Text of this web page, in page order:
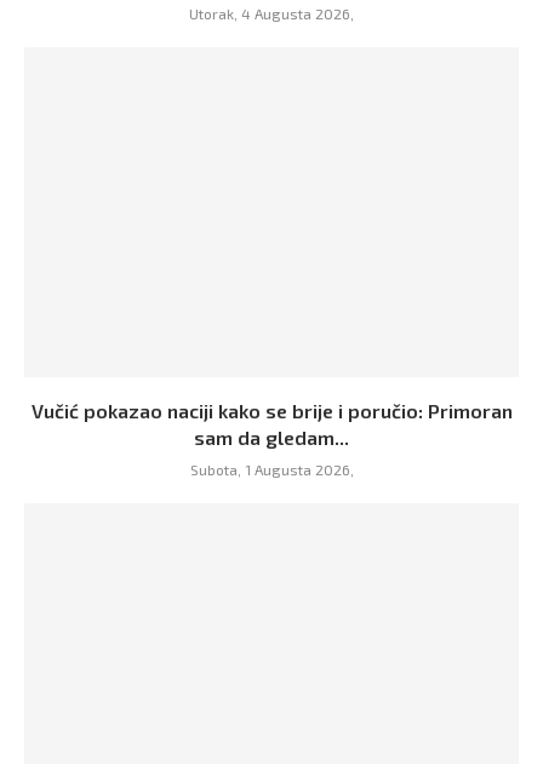
Utorak, 4 Augusta 2026,
Vučić pokazao naciji kako se brije i poručio: Primoran
sam da gledam...
Subota, 1 Augusta 2026,